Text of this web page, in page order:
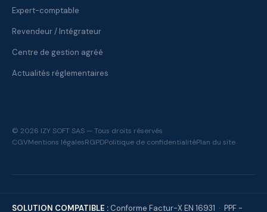
Expert-comptable
Revendeur / Intégrateur
Centre de gestion agréé
Actualités réglementaires
© 2026 IZY SOFT SAS — Tous droits réservés
CGVMentions légalesRGPDPolitique de confidentialitéPlan du site
SOLUTION COMPATIBLE : Conforme Factur-X EN 16931 · PPF -